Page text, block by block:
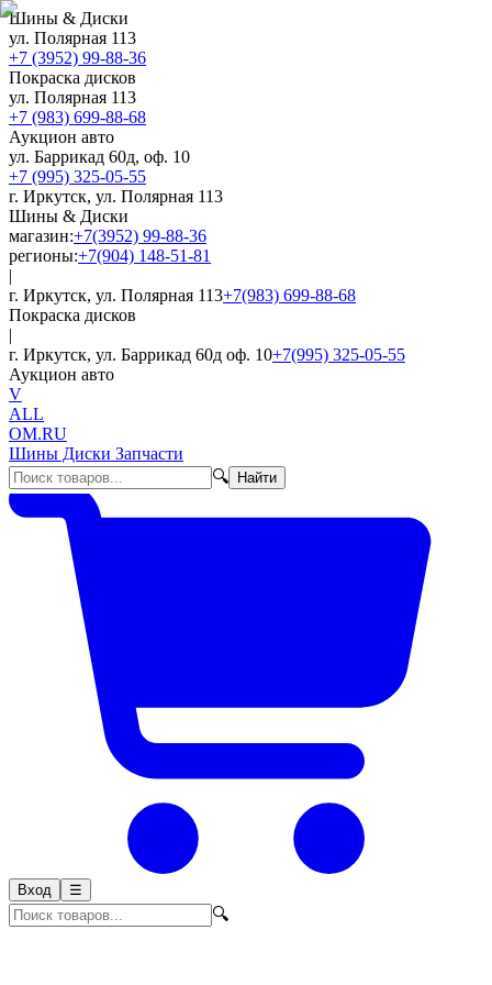
Шины & Диски
ул. Полярная 113
+7 (3952) 99-88-36
Покраска дисков
ул. Полярная 113
+7 (983) 699-88-68
Аукцион авто
ул. Баррикад 60д, оф. 10
+7 (995) 325-05-55
г. Иркутск, ул. Полярная 113
Шины & Диски
магазин:+7(3952) 99-88-36
регионы:+7(904) 148-51-81
|
г. Иркутск, ул. Полярная 113+7(983) 699-88-68
Покраска дисков
|
г. Иркутск, ул. Баррикад 60д оф. 10+7(995) 325-05-55
Аукцион авто
V
ALL
OM.RU
Шины Диски Запчасти
🔍
Найти
Вход ☰
🔍